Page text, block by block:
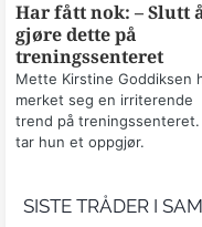
Har fått nok: – Slutt
gjøre dette på
treningssenteret
Mette Kirstine Goddiksen
merket seg en irriterende
trend på treningssenteret.
tar hun et oppgjør.
SISTE TRÅDER I